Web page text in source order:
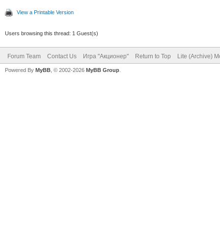
View a Printable Version
Users browsing this thread: 1 Guest(s)
Forum Team Contact Us Игра "Акционер" Return to Top Lite (Archive)
Powered By MyBB , © 2002-2026 MyBB Group